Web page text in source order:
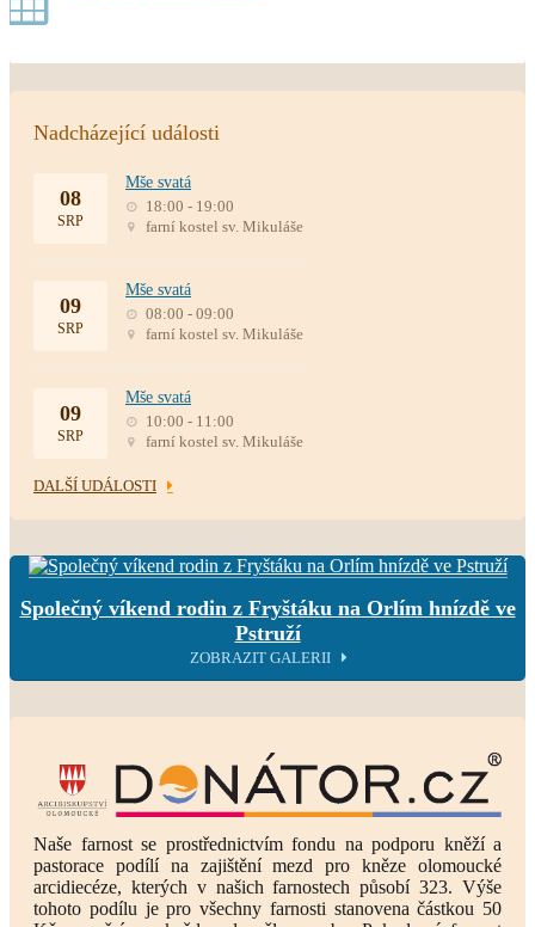
Nadcházející události
08
SRP
Mše svatá
18:00 - 19:00
farní kostel sv. Mikuláše
09
SRP
Mše svatá
08:00 - 09:00
farní kostel sv. Mikuláše
09
SRP
Mše svatá
10:00 - 11:00
farní kostel sv. Mikuláše
DALŠÍ UDÁLOSTI
Společný víkend rodin z Fryštáku na Orlím hnízdě ve
Pstruží
ZOBRAZIT GALERII
Naše farnost se prostřednictvím fondu na podporu kněží a
pastorace podílí na zajištění mezd pro kněze olomoucké
arcidiecéze, kterých v našich farnostech působí 323. Výše
tohoto podílu je pro všechny farnosti stanovena částkou 50